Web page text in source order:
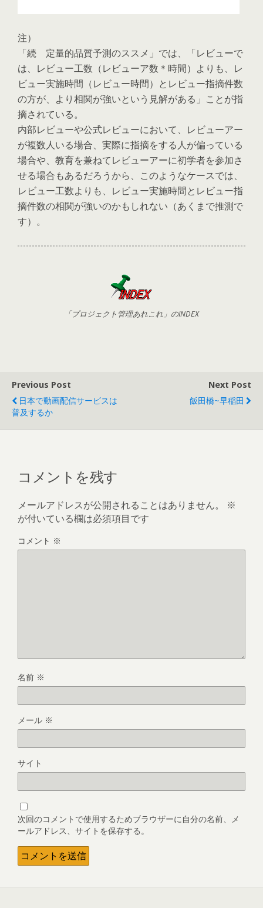
注）
「続 定量的品質予測のススメ」では、「レビューで
は、レビュー工数（レビューア数＊時間）よりも、レ
ビュー実施時間（レビュー時間）とレビュー指摘件数
の方が、より相関が強いという見解がある」ことが指
摘されている。
内部レビューや公式レビューにおいて、レビューアー
が複数人いる場合、実際に指摘をする人が偏っている
場合や、教育を兼ねてレビューアーに初学者を参加さ
せる場合もあるだろうから、このようなケースでは、
レビュー工数よりも、レビュー実施時間とレビュー指
摘件数の相関が強いのかもしれない（あくまで推測で
す）。
「プロジェクト管理あれこれ」のINDEX
Previous Post
日本で動画配信サービスは
普及するか
Next Post
飯田橋~早稲田
コメントを残す
メールアドレスが公開されることはありません。
※
が付いている欄は必須項目です
コメント ※
名前 ※
メール ※
サイト
次回のコメントで使用するためブラウザーに自分の名前、メ
ールアドレス、サイトを保存する。